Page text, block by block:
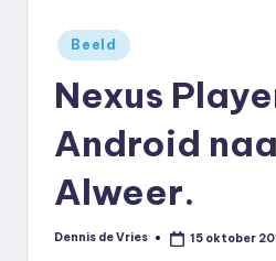
Geplaatst
in
Beeld
Nexus
Android
Alweer.
Geplaatst
Dennis de Vries 15 oktober